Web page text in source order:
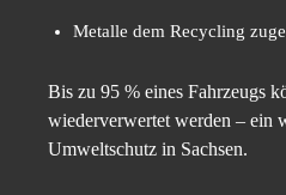
Metalle dem Recycling
Bis zu 95 % eines Fahrzeugs
wiederverwertet werden – ein
Umweltschutz in Sachsen.